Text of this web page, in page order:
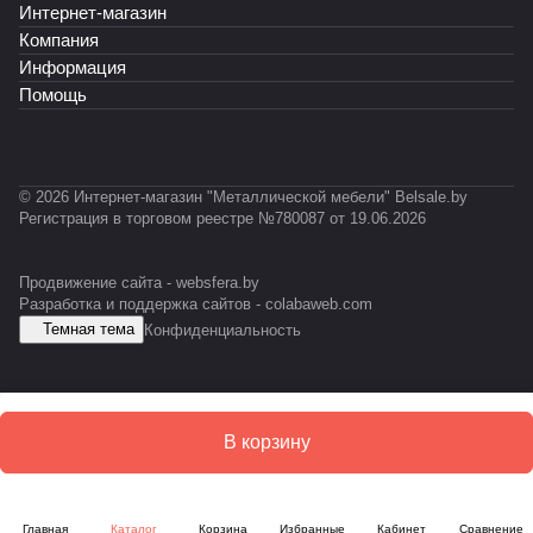
o
c
k
L
К
С
У
М
-
E
Т
0
1
1
Т
0
1
0
1
В корзину
Главная Каталог Корзина Избранные Кабинет Сравнение
Интернет-магазин
Компания
Информация
Помощь
© 2026 Интернет-магазин "Металлической мебели" Belsale.by
Регистрация в торговом реестре №780087 от 19.06.2026
Продвижение сайта - websfera.by
Разработка и поддержка сайтов - colabaweb.com
Темная тема
Конфиденциальность